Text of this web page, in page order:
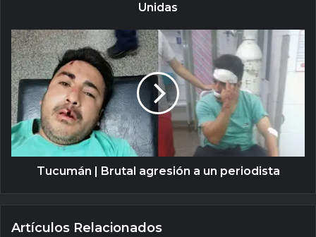
Unidas
Tucumán | Brutal agresión a un periodista
Artículos Relacionados